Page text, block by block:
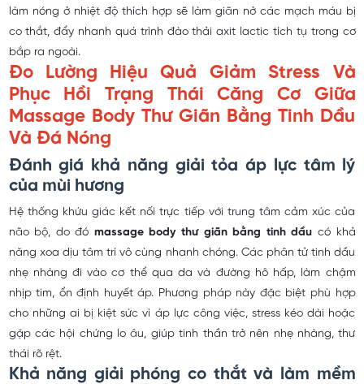
làm nóng ở nhiệt độ thích hợp sẽ làm giãn nở các mạch máu bị
co thắt, đẩy nhanh quá trình đào thải axit lactic tích tụ trong cơ
bắp ra ngoài.
Đo Lường Hiệu Quả Giảm Stress Và
Phục Hồi Trạng Thái Căng Cơ Giữa
Massage Body Thư Giãn Bằng Tinh Dầu
Và Đá Nóng
Đánh giá khả năng giải tỏa áp lực tâm lý
của mùi hương
Hệ thống khứu giác kết nối trực tiếp với trung tâm cảm xúc của
não bộ, do đó massage body thư giãn bằng tinh dầu có khả
năng xoa dịu tâm trí vô cùng nhanh chóng. Các phân tử tinh dầu
nhẹ nhàng đi vào cơ thể qua da và đường hô hấp, làm chậm
nhịp tim, ổn định huyết áp. Phương pháp này đặc biệt phù hợp
cho những ai bị kiệt sức vì áp lực công việc, stress kéo dài hoặc
gặp các hội chứng lo âu, giúp tinh thần trở nên nhẹ nhàng, thư
thái rõ rệt.
Khả năng giải phóng co thắt và làm mềm